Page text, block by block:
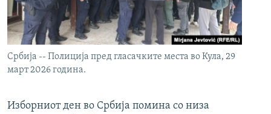
Србија -- Полиција пред гласачките места во Кула, 29
март 2026 година.
Изборниот ден во Србија помина со низа